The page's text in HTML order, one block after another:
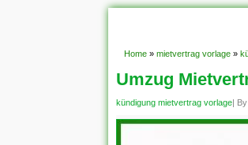
Home » mietvertrag vorlage »
Umzug
kündigung mietvertrag vorlage| By